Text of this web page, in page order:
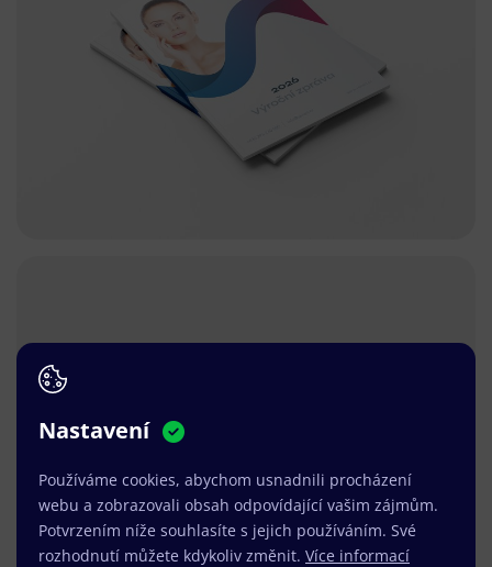
Nastavení
Používáme cookies, abychom usnadnili procházení
webu a zobrazovali obsah odpovídající vašim zájmům.
Potvrzením níže souhlasíte s jejich používáním. Své
rozhodnutí můžete kdykoliv změnit. Více informací